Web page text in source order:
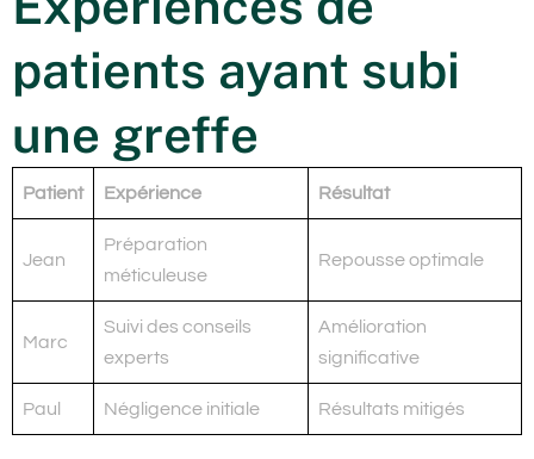
patients ayant subi
une greffe
Patient Expérience Résultat
Jean
Préparation
méticuleuse
Repousse optimale
Marc
Suivi des conseils
experts
Amélioration
significative
Paul Négligence initiale Résultats mitigés